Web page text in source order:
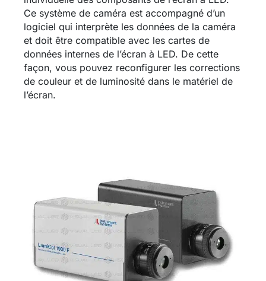
Ce système de caméra est accompagné d’un
logiciel qui interprète les données de la caméra
et doit être compatible avec les cartes de
données internes de l’écran à LED. De cette
façon, vous pouvez reconfigurer les corrections
de couleur et de luminosité dans le matériel de
l’écran.